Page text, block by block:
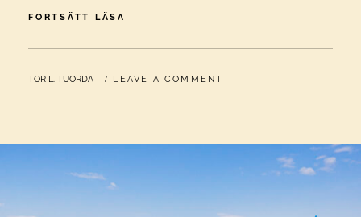
FORTSÄTT LÄSA
HOFLING
SAREK?
BY
TOR L. TUORDA LEAVE A COMMENT